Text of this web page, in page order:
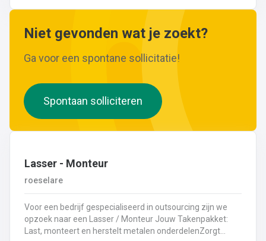
Niet gevonden wat je zoekt?
Ga voor een spontane sollicitatie!
Spontaan solliciteren
Lasser - Monteur
roeselare
Voor een bedrijf gespecialiseerd in outsourcing zijn we
opzoek naar een Lasser / Monteur Jouw Takenpakket:
Last, monteert en herstelt metalen onderdelenZorgt